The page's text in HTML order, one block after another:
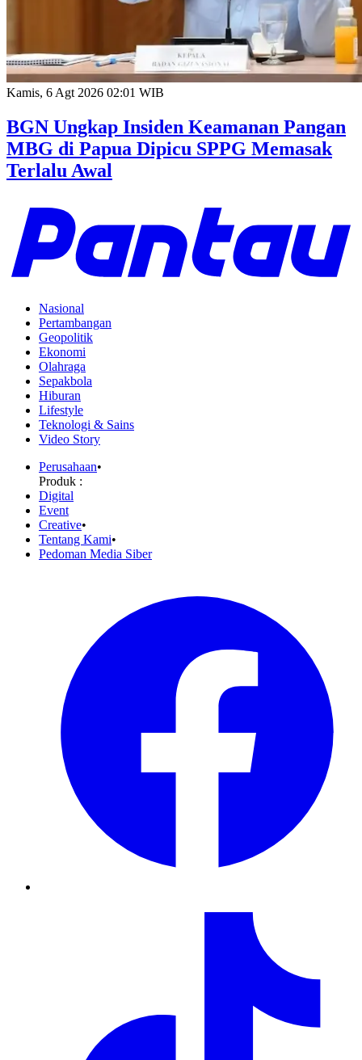
Kamis, 6 Agt 2026 02:01 WIB
BGN Ungkap Insiden Keamanan Pangan
MBG di Papua Dipicu SPPG Memasak
Terlalu Awal
Nasional
Pertambangan
Geopolitik
Ekonomi
Olahraga
Sepakbola
Hiburan
Lifestyle
Teknologi & Sains
Video Story
Perusahaan•
Produk :
Digital
Event
Creative•
Tentang Kami•
Pedoman Media Siber